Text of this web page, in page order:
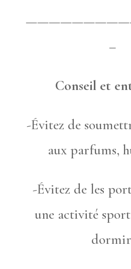
–
Conseil et
-Évitez de
aux parfums,
-Évitez de les
une activité